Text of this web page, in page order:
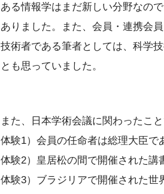
ある情報学はまだ新しい分野なの
ありました。また、会員・連携会
技術者である筆者としては、科学
とも思っていました。
また、日本学術会議に関わったこ
体験1）会員の任命者は総理大臣で
体験2）皇居松の間で開催された講
体験3）ブラジリアで開催された世